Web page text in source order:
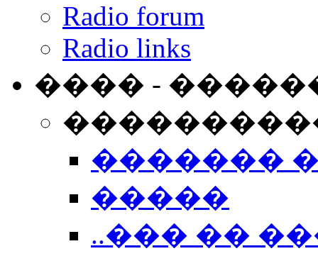
Radio forum
Radio links
���� -
�������
�����
..��� ��